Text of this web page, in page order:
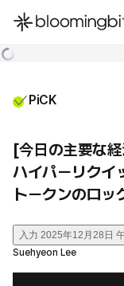
한국어
PiCK
[今日の主要な
ハイパーリクイ
トークンのロッ
入力 2025年12月28日
Suehyeon Lee